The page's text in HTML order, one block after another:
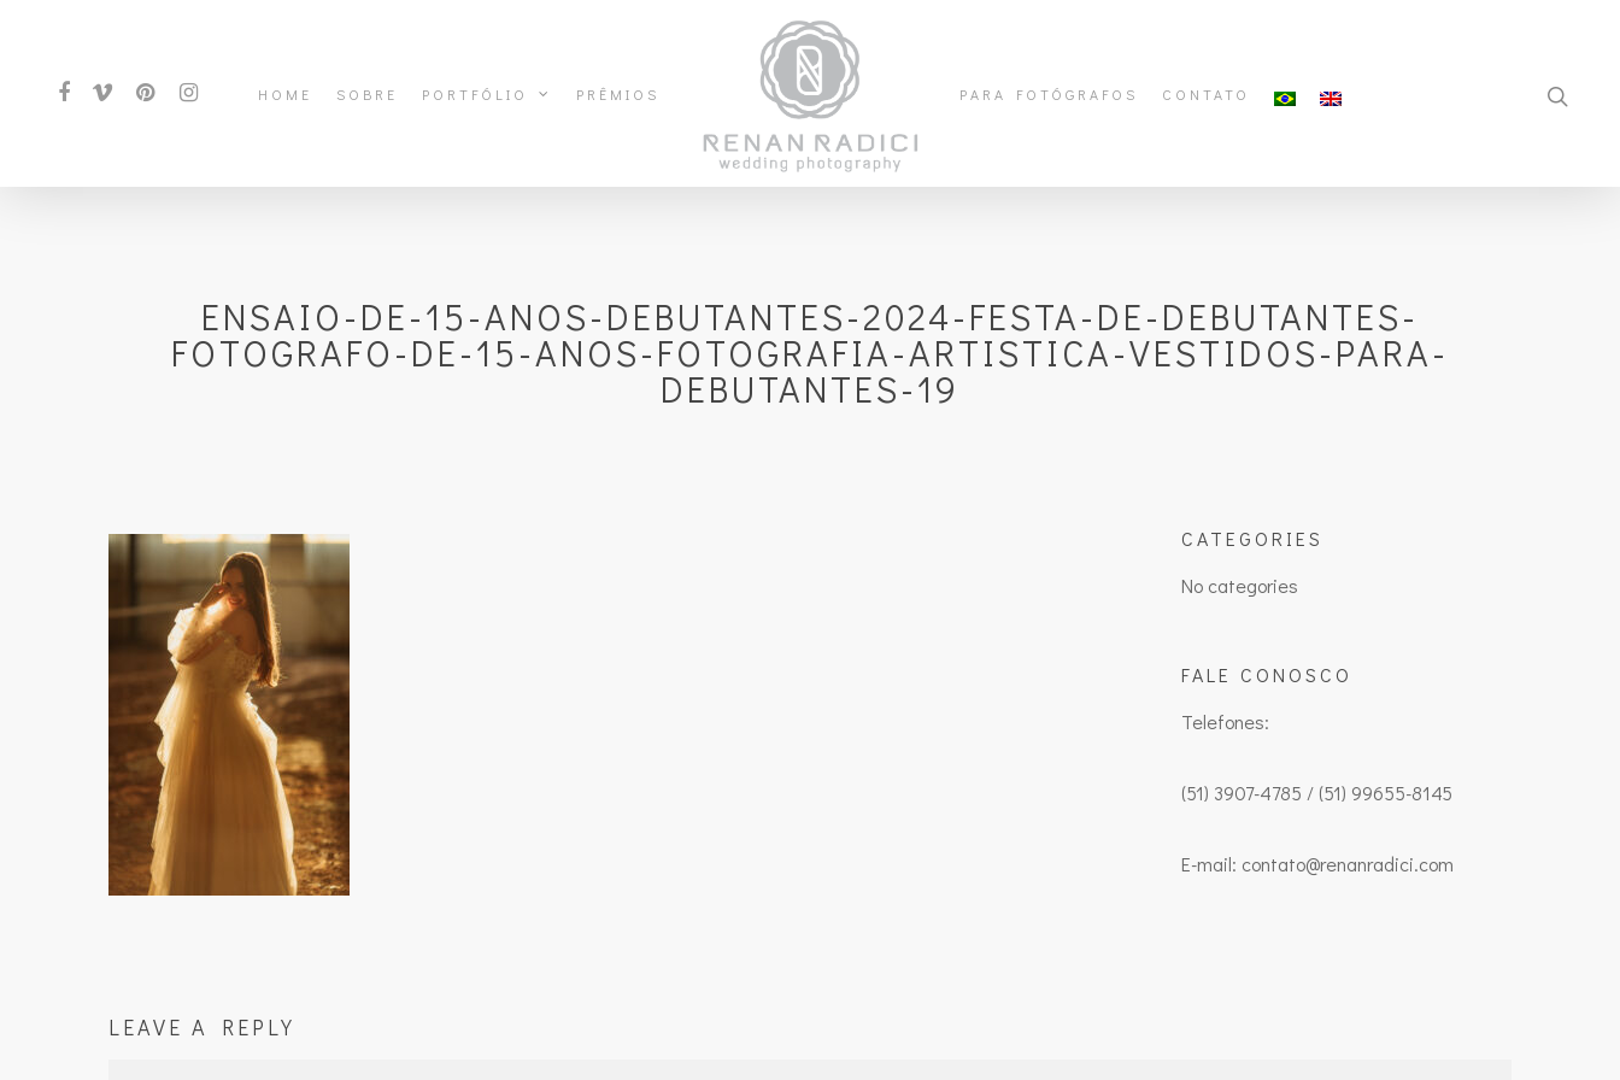
HOME SOBRE PORTFÓLIO PRÊMIOS PARA FOTÓGRAFOS CONTATO
ENSAIO-DE-15-ANOS-DEBUTANTES-2024-FESTA-DE-DEBUTANTES-
FOTOGRAFO-DE-15-ANOS-FOTOGRAFIA-ARTISTICA-VESTIDOS-PARA-
DEBUTANTES-19
CATEGORIES
No categories
FALE CONOSCO
Telefones:
(51) 3907-4785 / (51) 99655-8145
E-mail: contato@renanradici.com
LEAVE A REPLY